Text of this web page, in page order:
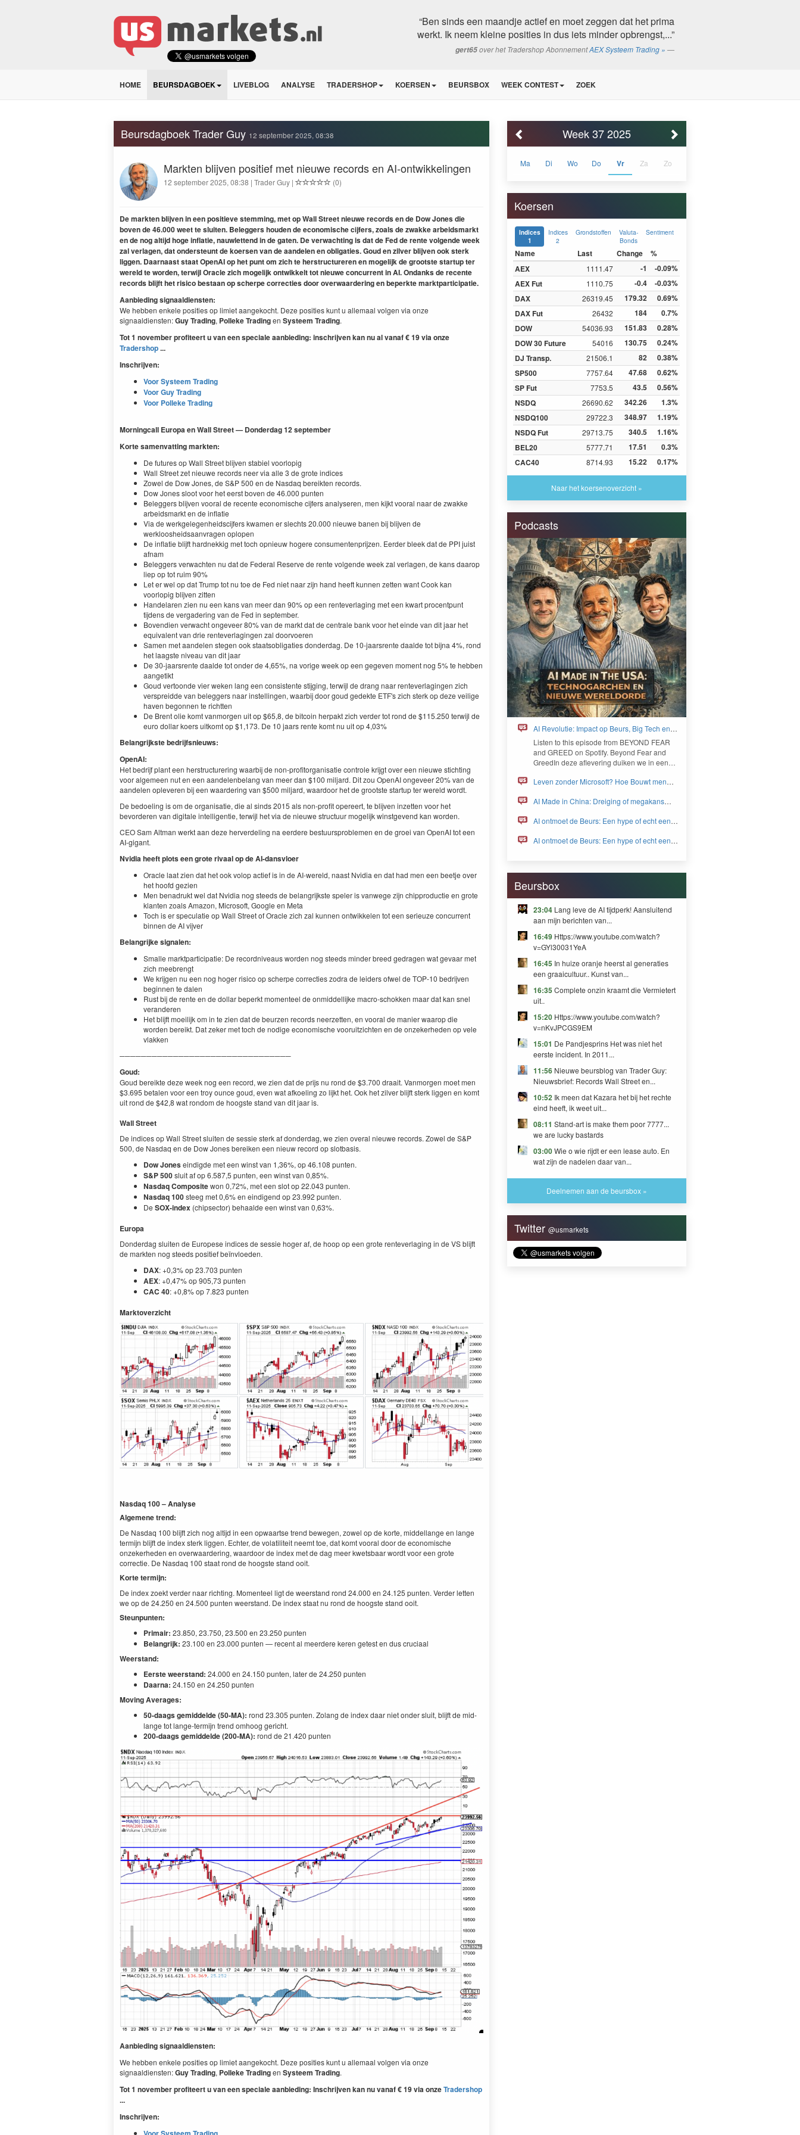
“Ben sinds een maandje actief en moet zeggen dat het prima
werkt. Ik neem kleine posities in dus iets minder opbrengst,...”
gert65over het Tradershop AbonnementAEX Systeem Trading »
HOME BEURSDAGBOEK LIVEBLOG ANALYSE TRADERSHOP KOERSEN BEURSBOX WEEK CONTEST ZOEK
Beursdagboek Trader Guy 12 september 2025, 08:38
Markten blijven positief met nieuwe records en AI-ontwikkelingen
12 september 2025, 08:38 | Trader Guy | (0)
De markten blijven in een positieve stemming, met op Wall Street nieuwe records en de Dow Jones die
boven de 46.000 weet te sluiten. Beleggers houden de economische cijfers, zoals de zwakke arbeidsmarkt
en de nog altijd hoge inflatie, nauwlettend in de gaten. De verwachting is dat de Fed de rente volgende week
zal verlagen, dat ondersteunt de koersen van de aandelen en obligaties. Goud en zilver blijven ook sterk
liggen. Daarnaast staat OpenAI op het punt om zich te herstructureren en mogelijk de grootste startup ter
wereld te worden, terwijl Oracle zich mogelijk ontwikkelt tot nieuwe concurrent in AI. Ondanks de recente
records blijft het risico bestaan op scherpe correcties door overwaardering en beperkte marktparticipatie.
Aanbieding signaaldiensten:
We hebben enkele posities op limiet aangekocht. Deze posities kunt u allemaal volgen via onze
signaaldiensten:Guy Trading, Polleke Tradingen Systeem Trading.
Tot 1 november profiteert u van een speciale aanbieding: inschrijven kan nu al vanaf € 19 via onze
Tradershop...
Inschrijven:
Voor Systeem Trading
Voor Guy Trading
Voor Polleke Trading
Morningcall Europa en Wall Street — Donderdag 12 september
Korte samenvatting markten:
De futures op Wall Street blijven stabiel voorlopig
Wall Street zet nieuwe records neer via alle 3 de grote indices
Zowel de Dow Jones, de S&P 500 en de Nasdaq bereikten records.
Dow Jones sloot voor het eerst boven de 46.000 punten
Beleggers blijven vooral de recente economische cijfers analyseren, men kijkt vooral naar de zwakke
arbeidsmarkt en de inflatie
Via de werkgelegenheidscijfers kwamen er slechts 20.000 nieuwe banen bij blijven de
werkloosheidsaanvragen oplopen
De inflatie blijft hardnekkig met toch opnieuw hogere consumentenprijzen. Eerder bleek dat de PPI juist
afnam
Beleggers verwachten nu dat de Federal Reserve de rente volgende week zal verlagen, de kans daarop
liep op tot ruim 90%
Let er wel op dat Trump tot nu toe de Fed niet naar zijn hand heeft kunnen zetten want Cook kan
voorlopig blijven zitten
Handelaren zien nu een kans van meer dan 90% op een renteverlaging met een kwart procentpunt
tijdens de vergadering van de Fed in september.
Bovendien verwacht ongeveer 80% van de markt dat de centrale bank voor het einde van dit jaar het
equivalent van drie renteverlagingen zal doorvoeren
Samen met aandelen stegen ook staatsobligaties donderdag. De 10-jaarsrente daalde tot bijna 4%, rond
het laagste niveau van dit jaar
De 30-jaarsrente daalde tot onder de 4,65%, na vorige week op een gegeven moment nog 5% te hebben
aangetikt
Goud vertoonde vier weken lang een consistente stijging, terwijl de drang naar renteverlagingen zich
verspreidde van beleggers naar instellingen, waarbij door goud gedekte ETF's zich sterk op deze veilige
haven begonnen te richtten
De Brent olie komt vanmorgen uit op $65,8, de bitcoin herpakt zich verder tot rond de $115.250 terwijl de
euro dollar koers uitkomt op $1,173. De 10 jaars rente komt nu uit op 4,03%
Belangrijkste bedrijfsnieuws:
OpenAI:
Het bedrijf plant een herstructurering waarbij de non-profitorganisatie controle krijgt over een nieuwe stichting
voor algemeen nut en een aandelenbelang van meer dan $100 miljard. Dit zou OpenAI ongeveer 20% van de
aandelen opleveren bij een waardering van $500 miljard, waardoor het de grootste startup ter wereld wordt.
De bedoeling is om de organisatie, die al sinds 2015 als non-profit opereert, te blijven inzetten voor het
bevorderen van digitale intelligentie, terwijl het via de nieuwe structuur mogelijk winstgevend kan worden.
CEO Sam Altman werkt aan deze herverdeling na eerdere bestuursproblemen en de groei van OpenAI tot een
AI-gigant.
Nvidia heeft plots een grote rivaal op de AI-dansvloer
Oracle laat zien dat het ook volop actief is in de AI-wereld, naast Nvidia en dat had men een beetje over
het hoofd gezien
Men benadrukt wel dat Nvidia nog steeds de belangrijkste speler is vanwege zijn chipproductie en grote
klanten zoals Amazon, Microsoft, Google en Meta
Toch is er speculatie op Wall Street of Oracle zich zal kunnen ontwikkelen tot een serieuze concurrent
binnen de AI vijver
Belangrijke signalen:
Smalle marktparticipatie: De recordniveaus worden nog steeds minder breed gedragen wat gevaar met
zich meebrengt
We krijgen nu een nog hoger risico op scherpe correcties zodra de leiders ofwel de TOP-10 bedrijven
beginnen te dalen
Rust bij de rente en de dollar beperkt momenteel de onmiddellijke macro‑schokken maar dat kan snel
veranderen
Het blijft moeilijk om in te zien dat de beurzen records neerzetten, en vooral de manier waarop die
worden bereikt. Dat zeker met toch de nodige economische vooruitzichten en de onzekerheden op vele
vlakken
────────────────────────────────
Goud:
Goud bereikte deze week nog een record, we zien dat de prijs nu rond de $3.700 draait. Vanmorgen moet men
$3.695 betalen voor een troy ounce goud, even wat afkoeling zo lijkt het. Ook het zilver blijft sterk liggen en komt
uit rond de $42,8 wat rondom de hoogste stand van dit jaar is.
Wall Street
De indices op Wall Street sluiten de sessie sterk af donderdag, we zien overal nieuwe records. Zowel de S&P
500, de Nasdaq en de Dow Jones bereiken een nieuw record op slotbasis.
Dow Joneseindigde met een winst van 1,36%, op 46.108 punten.
S&P 500sluit af op 6.587,5 punten, een winst van 0,85%.
Nasdaq Compositewon 0,72%, met een slot op 22.043 punten.
Nasdaq 100steeg met 0,6% en eindigend op 23.992 punten.
De SOX-index (chipsector) behaalde een winst van 0,63%.
Europa
Donderdag sluiten de Europese indices de sessie hoger af, de hoop op een grote renteverlaging in de VS blijft
de markten nog steeds positief beïnvloeden.
DAX: +0,3% op 23.703 punten
AEX: +0,47% op 905,73 punten
CAC 40: +0,8% op 7.823 punten
Marktoverzicht
Nasdaq 100 – Analyse
Algemene trend:
De Nasdaq 100 blijft zich nog altijd in een opwaartse trend bewegen, zowel op de korte, middellange en lange
termijn blijft de index sterk liggen. Echter, de volatiliteit neemt toe, dat komt vooral door de economische
onzekerheden en overwaardering, waardoor de index met de dag meer kwetsbaar wordt voor een grote
correctie. De Nasdaq 100 staat rond de hoogste stand ooit.
Korte termijn:
De index zoekt verder naar richting. Momenteel ligt de weerstand rond 24.000 en 24.125 punten. Verder letten
we op de 24.250 en 24.500 punten weerstand. De index staat nu rond de hoogste stand ooit.
Steunpunten:
Primair: 23.850, 23.750, 23.500 en 23.250 punten
Belangrijk: 23.100 en 23.000 punten — recent al meerdere keren getest en dus cruciaal
Weerstand:
Eerste weerstand: 24.000 en 24.150 punten, later de 24.250 punten
Daarna: 24.150 en 24.250 punten
Moving Averages:
50-daags gemiddelde (50-MA): rond 23.305 punten. Zolang de index daar niet onder sluit, blijft de mid-
lange tot lange-termijn trend omhoog gericht.
200-daags gemiddelde (200-MA): rond de 21.420 punten
Aanbieding signaaldiensten:
We hebben enkele posities op limiet aangekocht. Deze posities kunt u allemaal volgen via onze
signaaldiensten:Guy Trading, Polleke Tradingen Systeem Trading.
Tot 1 november profiteert u van een speciale aanbieding: Inschrijven kan nu vanaf € 19 via onzeTradershop
...
Inschrijven:
Week 37 2025
Ma Di Wo Do Vr Za Zo
Koersen
Indices
1
Indices
2
Grondstoffen
Valuta-
Bonds
Sentiment
Name Last Change
%
AEX
1111.47 -1
-0.09%
AEX Fut
1110.75 -0.4
-0.03%
DAX
26319.45 179.32
0.69%
DAX Fut
26432 184
0.7%
DOW
54036.93 151.83
0.28%
DOW 30 Future
54016 130.75
0.24%
DJ Transp.
21506.1 82
0.38%
SP500
7757.64 47.68
0.62%
SP Fut
7753.5 43.5
0.56%
NSDQ
26690.62 342.26
1.3%
NSDQ100
29722.3 348.97
1.19%
NSDQ Fut
29713.75 340.5
1.16%
BEL20
5777.71 17.51
0.3%
CAC40
8714.93 15.22 0.17%
Naar het koersenoverzicht »
Podcasts
AI Revolutie: Impact op Beurs, Big Tech en
Nieuwe Wereldorde - BEYOND FEAR and
GREED
Lis­ten to this episode from BEYOND FEAR
andGREED on Spo­ti­fy. Beyond Fear and
Greed­In deze aflev­er­ing duiken we in een…
Leven zonder Microsoft? Hoe Bouwt men
BEYOND FEAR and GREED
AI Made in China: Dreiging of megakans
GREED
AI ontmoet de Beurs: Een hype of echt een
GREED
AI ontmoet de Beurs: Een hype of echt een
Beursbox
23:04 Lang leve de AI tijdperk! Aansluitend
aan mijn berichten van...
16:49 Https://www.youtube.com/watch?
v=GYl30031YeA
16:45 In huize oranje heerst al generaties
een graaicultuur.. Kunst van...
16:35 Complete onzin kraamt die Vermietert
uit..
15:20 Https://www.youtube.com/watch?
v=nKvJPCGS9EM
15:01 De Pandjesprins Het was niet het
eerste incident. In 2011...
11:56 Nieuwe beursblog van Trader Guy:
Nieuwsbrief: Records Wall Street en...
10:52 Ik meen dat Kazara het bij het rechte
eind heeft, ik weet uit...
08:11 Stand-art is make them poor 7777...
we are lucky bastards
03:00Wie o wie rijdt er een lease auto. En
wat zijn de nadelen daar van...
Deelnemen aan de beursbox »
Twitter@usmarkets